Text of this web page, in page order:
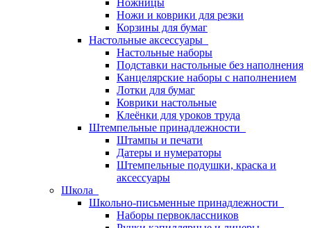
Ножницы
Ножи и коврики для резки
Корзины для бумаг
Настольные аксессуары
Настольные наборы
Подставки настольные без наполнения
Канцелярские наборы с наполнением
Лотки для бумаг
Коврики настольные
Клеёнки для уроков труда
Штемпельные принадлежности
Штампы и печати
Датеры и нумераторы
Штемпельные подушки, краска и
аксессуары
Школа
Школьно-письменные принадлежности
Наборы первоклассников